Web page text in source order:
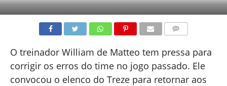
O treinador William de Matteo tem pressa para
corrigir os erros do time no jogo passado. Ele
convocou o elenco do Treze para retornar aos